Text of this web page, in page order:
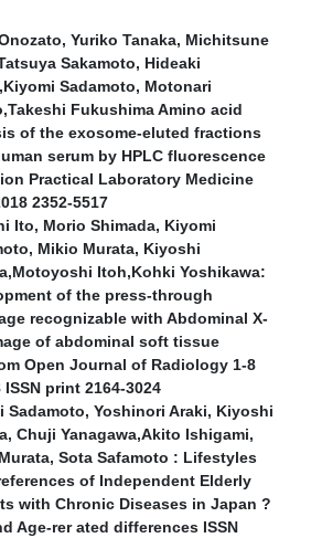
Yuriko Tanaka, Michitsune
Sakamoto, Hideaki
Sadamoto, Motonari
Fukushima Amino acid
of the exosome-eluted fractions
serum by HPLC fluorescence
Practical Laboratory Medicine
2352-5517
Ito, Morio Shimada, Kiyomi
Mikio Murata, Kiyoshi
Itoh,Kohki Yoshikawa:
of the press-through
recognizable with Abdominal X-
of abdominal soft tissue
Open Journal of Radiology 1-8
ISSN print 2164-3024
Sadamoto, Yoshinori Araki, Kiyoshi
Chuji Yanagawa,Akito Ishigami,
Sota Safamoto : Lifestyles
of Independent Elderly
with Chronic Diseases in Japan ?
Age-rer ated differences ISSN